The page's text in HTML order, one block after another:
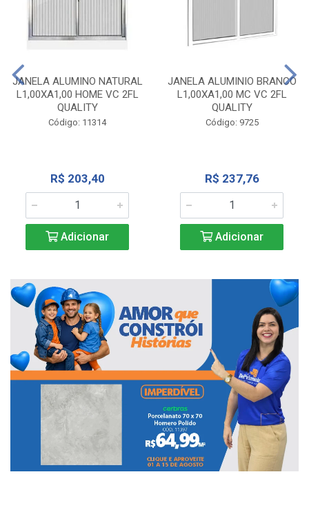
JANELA ALUMINO NATURAL
L1,00XA1,00 HOME VC 2FL
QUALITY
Código: 11314
R$ 203,40
Adicionar
JANELA ALUMINIO BRANCO
L1,00XA1,00 MC VC 2FL
QUALITY
Código: 9725
R$ 237,76
Adicionar